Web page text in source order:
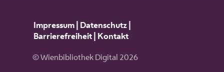
Impressum| Datenschutz|
Barrierefreiheit| Kontakt
© Wienbibliothek Digital 2026